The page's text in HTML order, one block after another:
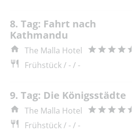
8. Tag: Fahrt nach
Kathmandu
The Malla Hotel
Frühstück / - / -
9. Tag: Die Königsstädte
The Malla Hotel
Frühstück / - / -